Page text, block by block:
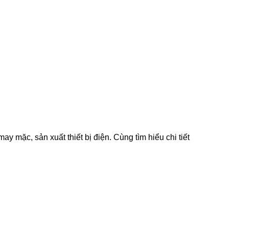
mặc, sản xuất thiết bị điện. Cùng tìm hiểu chi tiết